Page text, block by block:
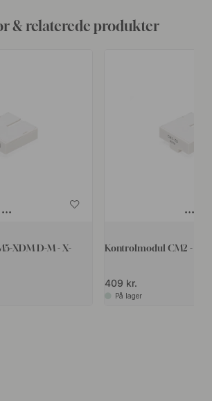
& relaterede produkter
XDM D-M - X-
Kontrolmodul CM2 - X-
409 kr.
På lager